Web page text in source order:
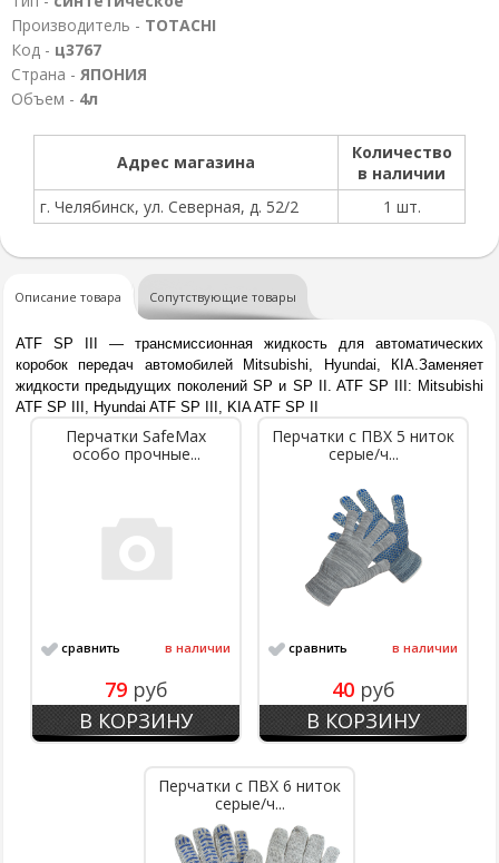
Производитель - TOTACHI
Код - ц3767
Страна - ЯПОНИЯ
Объем - 4л
Адрес магазина
Количество
в наличии
г. Челябинск, ул. Северная, д. 52/2
1 шт.
Описание товара Сопутствующие товары
ATF SP III — трансмиссионная жидкость для автоматических
коробок передач автомобилей Mitsubishi, Hyundai, КIА.Заменяет
жидкости предыдущих поколений SP и SP II. ATF SP III: Mitsubishi
ATF SP III, Hyundai ATF SP III, KIA ATF SP II
Перчатки SafeMax
особо прочные...
сравнить в наличии
79 руб
В КОРЗИНУ
Перчатки с ПВХ 5 ниток
серые/ч...
сравнить в наличии
40 руб
В КОРЗИНУ
Перчатки с ПВХ 6 ниток
серые/ч...